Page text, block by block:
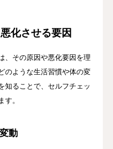
化させる要因
、その原因や悪化要因を理
のような生活習慣や体の変
知ることで、セルフチェッ
す。
動